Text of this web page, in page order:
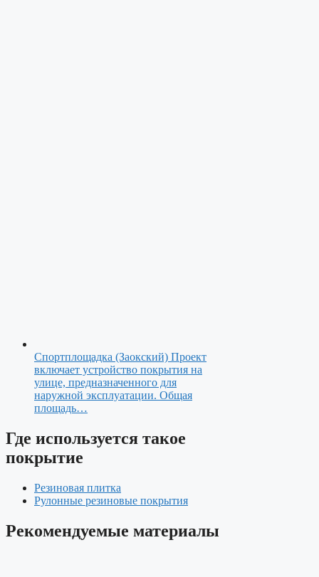
Спортплощадка (Заокский) Проект
включает устройство покрытия на
улице, предназначенного для
наружной эксплуатации. Общая
площадь…
Где используется такое
покрытие
Резиновая плитка
Рулонные резиновые покрытия
Рекомендуемые материалы